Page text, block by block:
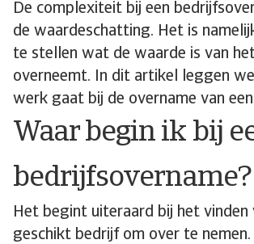
De complexiteit bij een
de waardeschatting. Het is
te stellen wat de waarde is van
overneemt. In dit artikel leggen
werk gaat bij de overname van
Waar begin ik bij
bedrijfsovername?
Het begint uiteraard bij het vinden
geschikt bedrijf om over te